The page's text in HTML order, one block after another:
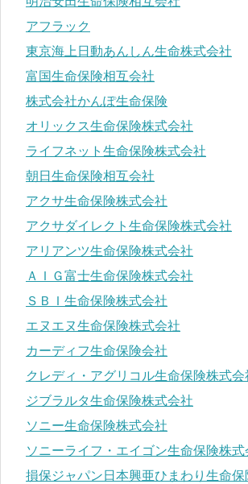
アフラック
東京海上日動あんしん生命株式会社
富国生命保険相互会社
株式会社かんぽ生命保険
オリックス生命保険株式会社
ライフネット生命保険株式会社
朝日生命保険相互会社
アクサ生命保険株式会社
アクサダイレクト生命保険株式会社
アリアンツ生命保険株式会社
ＡＩＧ富士生命保険株式会社
ＳＢＩ生命保険株式会社
エヌエヌ生命保険株式会社
カーディフ生命保険会社
クレディ・アグリコル生命保険株式会
ジブラルタ生命保険株式会社
ソニー生命保険株式会社
ソニーライフ・エイゴン生命保険株式
損保ジャパン日本興亜ひまわり生命保